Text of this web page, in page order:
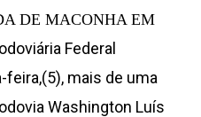
DE MACONHA EM
Federal
mais de uma
Washington Luís